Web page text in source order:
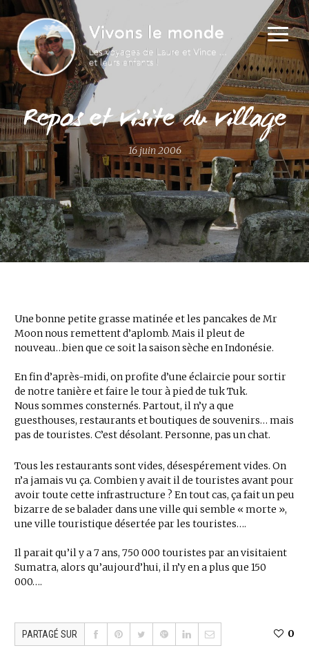
Repos et visite du village
16 juin 2006
Une bonne petite grasse matinée et les pancakes de Mr
Moon nous remettent d’aplomb. Mais il pleut de
nouveau…bien que ce soit la saison sèche en Indonésie.
En fin d’après-midi, on profite d’une éclaircie pour sortir
de notre tanière et faire le tour à pied de tuk Tuk.
Nous sommes consternés. Partout, il n’y a que
guesthouses, restaurants et boutiques de souvenirs… mais
pas de touristes. C’est désolant. Personne, pas un chat.
Tous les restaurants sont vides, désespérement vides. On
n’a jamais vu ça. Combien y avait il de touristes avant pour
avoir toute cette infrastructure ? En tout cas, ça fait un peu
bizarre de se balader dans une ville qui semble « morte »,
une ville touristique désertée par les touristes….
Il parait qu’il y a 7 ans, 750 000 touristes par an visitaient
Sumatra, alors qu’aujourd’hui, il n’y en a plus que 150
000….
PARTAGÉ SUR 0